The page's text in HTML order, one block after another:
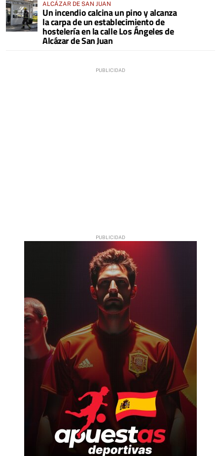
ALCÁZAR DE SAN JUAN
Un incendio calcina un pino y alcanza
la carpa de un establecimiento de
hostelería en la calle Los Ángeles de
Alcázar de San Juan